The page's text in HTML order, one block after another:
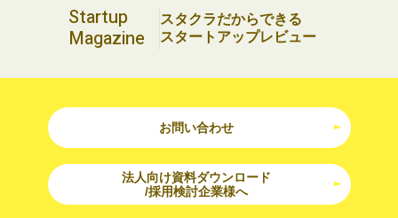
Startup
Magazine
スタクラだからできる
スタートアップレビュー
お問い合わせ
法人向け資料ダウンロード
/採用検討企業様へ